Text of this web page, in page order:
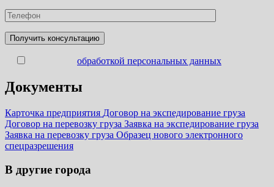
обработкой персональных данных
Документы
Карточка предприятия Договор на экспедирование груза
Договор на перевозку груза Заявка на экспедирование груза
Заявка на перевозку груза Образец нового электронного
спецразрешения
В другие города